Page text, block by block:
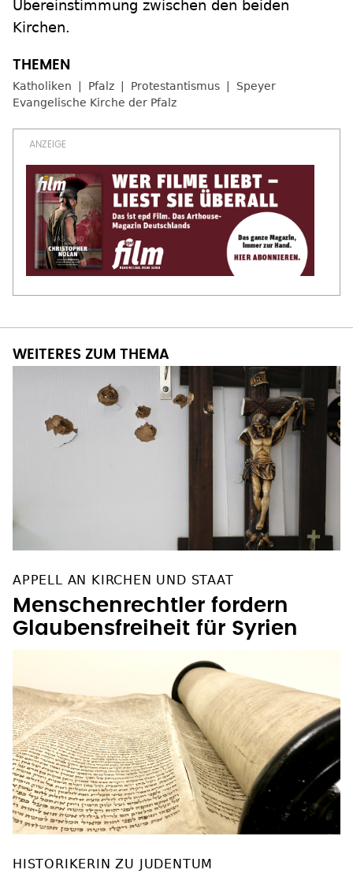
Übereinstimmung zwischen den beiden
Kirchen.
Katholiken Pfalz Protestantismus
Speyer
Evangelische Kirche der Pfalz
WEITERES ZUM THEMA
APPELL AN KIRCHEN UND STAAT
Menschenrechtler fordern
Glaubensfreiheit für Syrien
HISTORIKERIN ZU JUDENTUM